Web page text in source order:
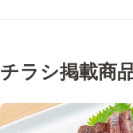
チラシ掲載商